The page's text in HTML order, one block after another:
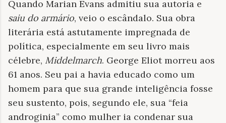
Quando Marian Evans admitiu sua autoria e
saiu do armário, veio o escândalo. Sua obra
literária está astutamente impregnada de
política, especialmente em seu livro mais
célebre, Middelmarch. George Eliot morreu aos
61 anos. Seu pai a havia educado como um
homem para que sua grande inteligência fosse
seu sustento, pois, segundo ele, sua “feia
androginia” como mulher ia condenar sua